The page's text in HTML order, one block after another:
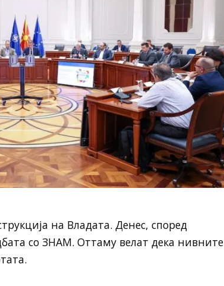
на Владата. Денес, според
со ЗНАМ. Оттаму велат дека нивните